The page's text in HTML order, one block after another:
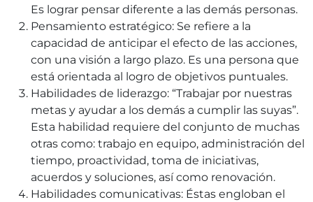
Es lograr pensar diferente a las demás personas.
Pensamiento estratégico: Se refiere a la
capacidad de anticipar el efecto de las acciones,
con una visión a largo plazo. Es una persona que
está orientada al logro de objetivos puntuales.
Habilidades de liderazgo: “Trabajar por nuestras
metas y ayudar a los demás a cumplir las suyas”.
Esta habilidad requiere del conjunto de muchas
otras como: trabajo en equipo, administración del
tiempo, proactividad, toma de iniciativas,
acuerdos y soluciones, así como renovación.
Habilidades comunicativas: Éstas engloban el